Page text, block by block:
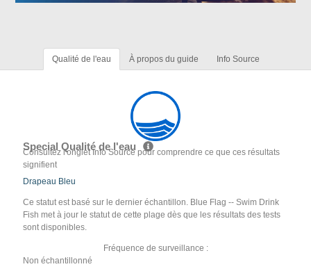
Qualité de l'eau À propos du guide Info Source
Special Qualité de l'eau
Consultez l'onglet Info Source pour comprendre ce que ces résultats
signifient
Drapeau Bleu
Ce statut est basé sur le dernier échantillon. Blue Flag -- Swim Drink
Fish met à jour le statut de cette plage dès que les résultats des tests
sont disponibles.
Fréquence de surveillance :
Non échantillonné